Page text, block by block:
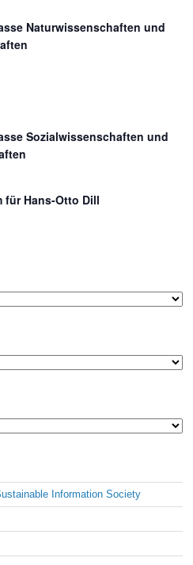
Naturwissenschaften und
Sozialwissenschaften und
für Hans-Otto Dill
Information Society